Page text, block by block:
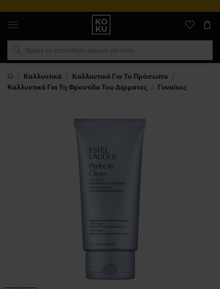
Αυθεντικά
αρώματα
και
ρολόγια
σε
μέρος
Καλλυντικά
Καλλυντικά Για Το Πρόσωπο
Καλλυντικά Για Τη Φροντίδα Του Δέρματος
Γυναίκες